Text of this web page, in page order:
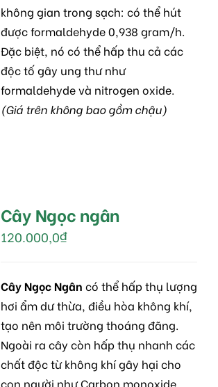
không gian trong sạch: có thể hút
được formaldehyde 0,938 gram/h.
Đặc biệt, nó có thể hấp thu cả các
độc tố gây ung thư như
formaldehyde và nitrogen oxide.
(Giá trên không bao gồm chậu)
Cây Ngọc ngân
120.000,0₫
Cây Ngọc Ngân có thể hấp thụ lượng
hơi ẩm dư thừa, điều hòa không khí,
tạo nên môi trường thoáng đãng.
Ngoài ra cây còn hấp thụ nhanh các
chất độc từ không khí gây hại cho
con người như Carbon monoxide,